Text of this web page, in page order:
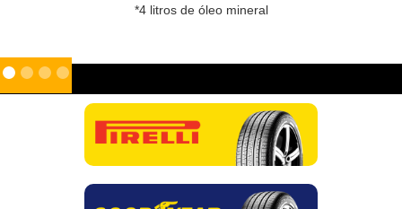
*4 litros de óleo mineral